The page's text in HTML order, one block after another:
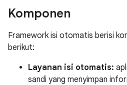
Komponen
Framework isi otomatis berisi
berikut:
Layanan isi otomatis:
sandi yang menyimpan